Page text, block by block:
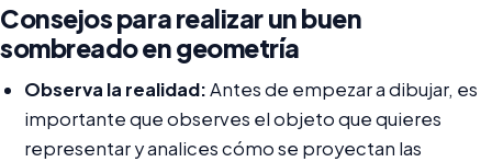
Consejos para realizar un buen
sombreado en geometría
Observa la realidad:Antes de empezar a dibujar, es
importante que observes el objeto que quieres
representar y analices cómo se proyectan las